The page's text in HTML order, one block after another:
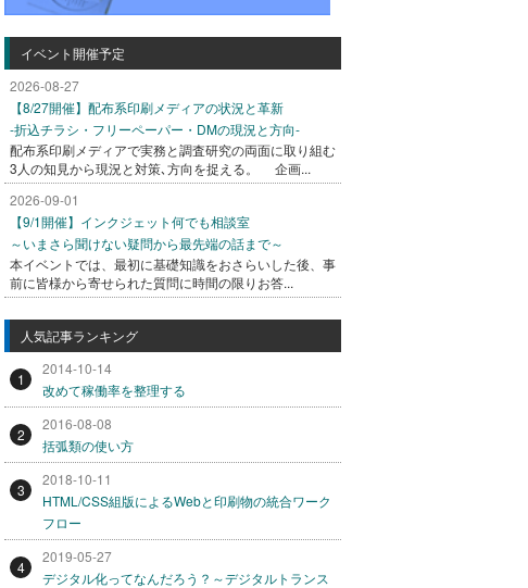
イベント開催予定
2026-08-27
【8/27開催】配布系印刷メディアの状況と革新
-折込チラシ・フリーペーパー・DMの現況と方向-
配布系印刷メディアで実務と調査研究の両面に取り組む
3人の知見から現況と対策､方向を捉える。 企画...
2026-09-01
【9/1開催】インクジェット何でも相談室
～いまさら聞けない疑問から最先端の話まで～
本イベントでは、最初に基礎知識をおさらいした後、事
前に皆様から寄せられた質問に時間の限りお答...
人気記事ランキング
1
2014-10-14
改めて稼働率を整理する
2
2016-08-08
括弧類の使い方
3
2018-10-11
HTML/CSS組版によるWebと印刷物の統合ワーク
フロー
4
2019-05-27
デジタル化ってなんだろう？～デジタルトランス